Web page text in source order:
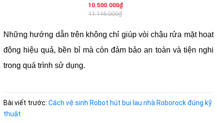
Những hướng dẫn trên không chỉ giúp vòi chậu rửa mặt hoạt
động hiệu quả, bền bỉ mà còn đảm bảo an toàn và tiện nghi
trong quá trình sử dụng.
Bài viết trước: Cách vệ sinh Robot hút bụi lau nhà Roborock đúng kỹ
thuật